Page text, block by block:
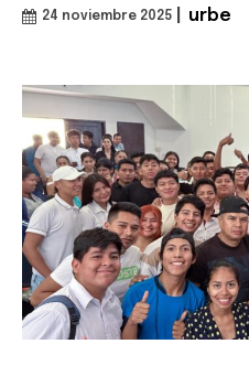
24 noviembre 2025 urbe